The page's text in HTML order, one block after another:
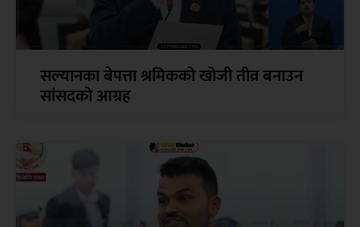
सल्यानका बेपत्ता श्रमिकको खोजी तीव्र बनाउन
सांसदको आग्रह